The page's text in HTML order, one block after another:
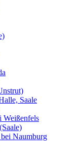
Saale
Weißenfels
Naumburg